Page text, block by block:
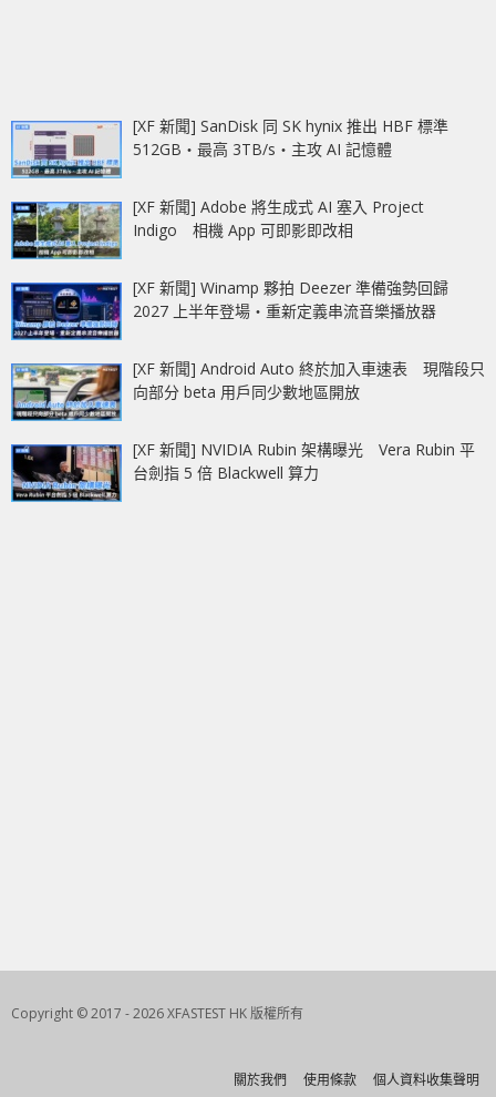
[XF 新聞] SanDisk 同 SK hynix 推出 HBF 標準
512GB‧最高 3TB/s‧主攻 AI 記憶體
[XF 新聞] Adobe 將生成式 AI 塞入 Project
Indigo 相機 App 可即影即改相
[XF 新聞] Winamp 夥拍 Deezer 準備強勢回歸
2027 上半年登場‧重新定義串流音樂播放器
[XF 新聞] Android Auto 終於加入車速表 現階段只
向部分 beta 用戶同少數地區開放
[XF 新聞] NVIDIA Rubin 架構曝光 Vera Rubin 平
台劍指 5 倍 Blackwell 算力
Copyright © 2017 - 2026 XFASTEST HK 版權所有
關於我們 使用條款 個人資料收集聲明